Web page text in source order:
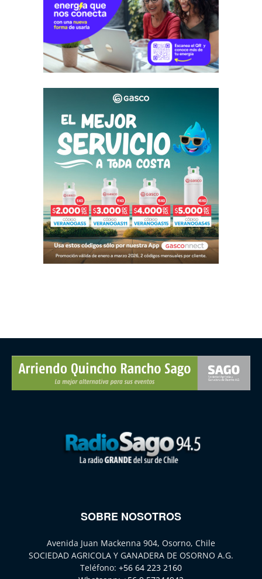
SOBRE NOSOTROS
Avenida Juan Mackenna 904, Osorno, Chile
SOCIEDAD AGRICOLA Y GANADERA DE OSORNO A.G.
Teléfono: +56 64 223 2160